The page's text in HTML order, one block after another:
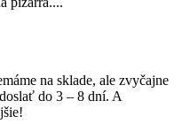
na sklade, ale zvyčajne
do 3 – 8 dní. A